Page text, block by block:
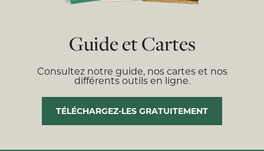
Guide et Cartes
Consultez notre guide, nos cartes et nos
différents outils en ligne.
TÉLÉCHARGEZ-LES GRATUITEMENT